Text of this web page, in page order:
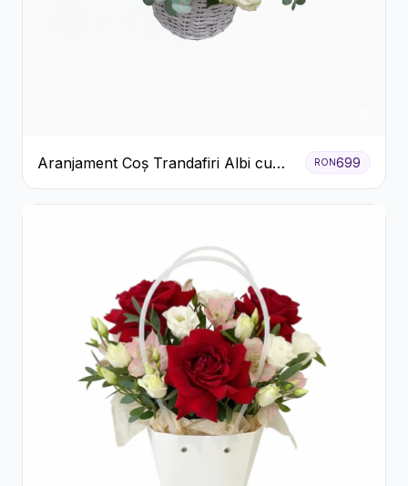
Aranjament Coș Trandafiri Albi cu
Accent Roșu
RON699